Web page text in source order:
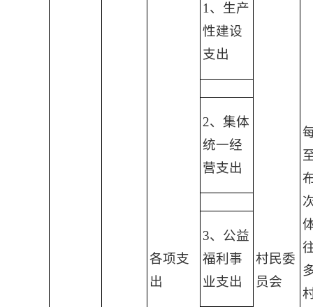
各项支
出
1、生产
性建设
支出
村民委
员会
2、集体
统一经
营支出
3、公益
福利事
业支出